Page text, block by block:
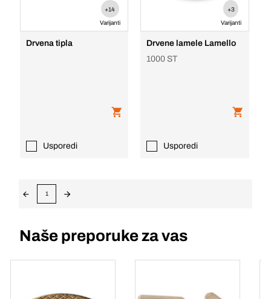
+14
Varijanti
Drvena tipla
Usporedi
+3
Varijanti
Drvene lamele Lamello
1000 ST
Usporedi
1
Naše preporuke za vas